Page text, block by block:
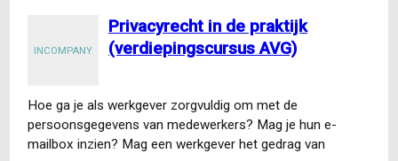
INCOMPANY
Privacyrecht in de praktijk
(verdiepingscursus AVG)
Hoe ga je als werkgever zorgvuldig om met de
persoonsgegevens van medewerkers? Mag je hun e-
mailbox inzien? Mag een werkgever het gedrag van